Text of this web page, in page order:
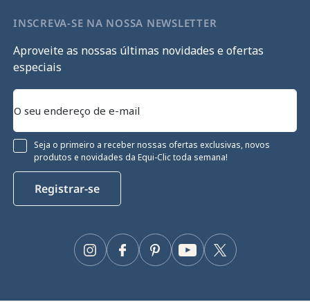
INSCREVA-SE NA NOSSA NEWSLETTER
Aproveite as nossas últimas novidades e ofertas
especiais
Seja o primeiro a receber nossas ofertas exclusivas, novos
produtos e novidades da Equi-Clic toda semana!
Registrar-se
Facebook Twitter
YouTube
Pinterest
Instagram